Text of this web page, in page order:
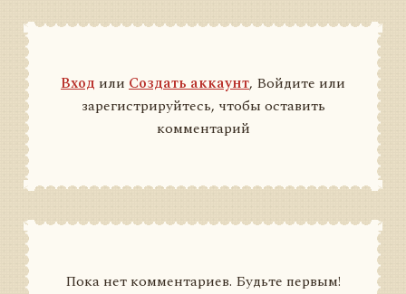
Вход или Создать аккаунт, Войдите или
зарегистрируйтесь, чтобы оставить
комментарий
Пока нет комментариев. Будьте первым!